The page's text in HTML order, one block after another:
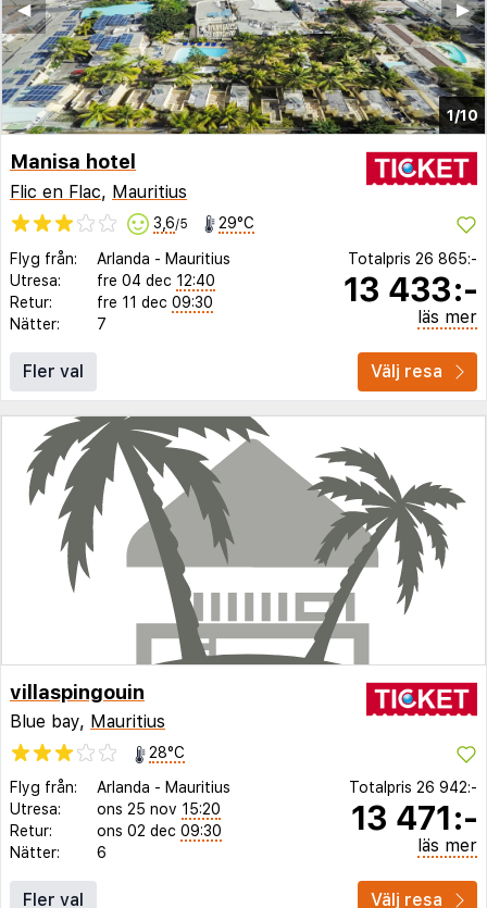
1/10
▶︎
◀︎
Manisa hotel
Flic en Flac, Mauritius
3,6/5 29°C
Flyg från: Arlanda - Mauritius
Utresa:
fre 04 dec 12:40
Retur:
fre 11 dec 09:30
Nätter:
7
Totalpris 26 865:-
13 433:-
läs mer
Fler val Välj resa
villaspingouin
Blue bay, Mauritius
28°C
Flyg från:
Arlanda - Mauritius
Utresa:
ons 25 nov 15:20
Retur:
ons 02 dec 09:30
Nätter:
6
Totalpris 26 942:-
13 471:-
läs mer
Fler val Välj resa